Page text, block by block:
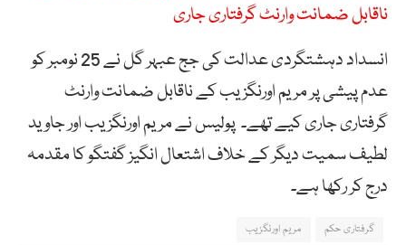
ناقابل ضمانت وارنٹ گرفتاری جاری
انسداد دہشتگردی عدالت کی جج عبہر گل نے 25 نومبر کو
عدم پیشی پر مریم اورنگزیب کے ناقابل ضمانت وارنٹ
گرفتاری جاری کیے تھے۔ پولیس نے مریم اورنگزیب اور جاوید
لطیف سمیت دیگر کے خلاف اشتعال انگیز گفتگو کا مقدمہ
درج کر رکھا ہے۔
گرفتاری حکم مریم اورنگزیب